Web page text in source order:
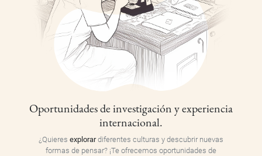
Oportunidades de investigación y experiencia
internacional.
¿Quieres explorardiferentes culturas y descubrir nuevas
formas de pensar? ¡Te ofrecemos oportunidades de